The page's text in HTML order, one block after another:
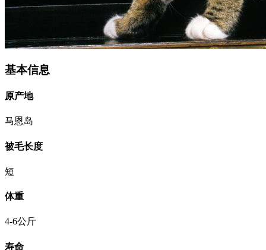
基本信息
原产地
马恩岛
被毛长度
短
体重
4-6公斤
寿命